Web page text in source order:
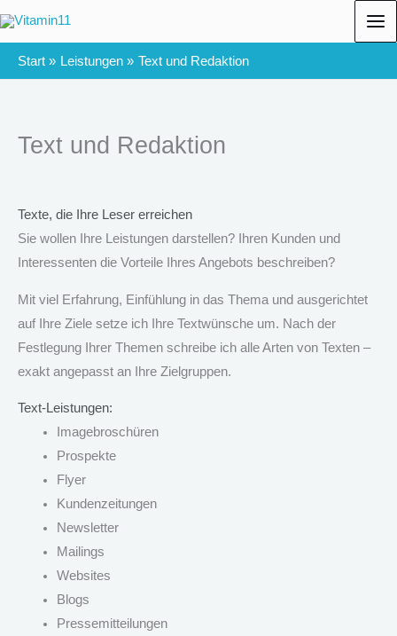
springen
Start Leistungen Text und Redaktion
Text und Redaktion
Texte, die Ihre Leser erreichen
Sie wollen Ihre Leistungen darstellen? Ihren Kunden und
Interessenten die Vorteile Ihres Angebots beschreiben?
Mit viel Erfahrung, Einfühlung in das Thema und ausgerichtet
auf Ihre Ziele setze ich Ihre Textwünsche um. Nach der
Festlegung Ihrer Themen schreibe ich alle Arten von Texten –
exakt angepasst an Ihre Zielgruppen.
Text-Leistungen:
Imagebroschüren
Prospekte
Flyer
Kundenzeitungen
Newsletter
Mailings
Websites
Blogs
Pressemitteilungen